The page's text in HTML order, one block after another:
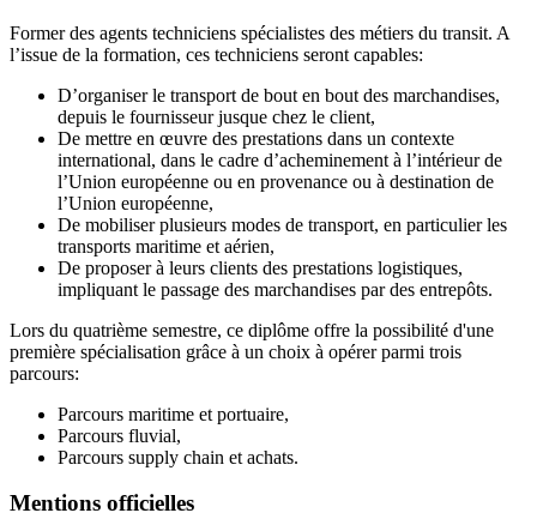
Former des agents techniciens spécialistes des métiers du transit. A
l’issue de la formation, ces techniciens seront capables:
D’organiser le transport de bout en bout des marchandises,
depuis le fournisseur jusque chez le client,
De mettre en œuvre des prestations dans un contexte
international, dans le cadre d’acheminement à l’intérieur de
l’Union européenne ou en provenance ou à destination de
l’Union européenne,
De mobiliser plusieurs modes de transport, en particulier les
transports maritime et aérien,
De proposer à leurs clients des prestations logistiques,
impliquant le passage des marchandises par des entrepôts.
Lors du quatrième semestre, ce diplôme offre la possibilité d'une
première spécialisation grâce à un choix à opérer parmi trois
parcours:
Parcours maritime et portuaire,
Parcours fluvial,
Parcours supply chain et achats.
Mentions officielles